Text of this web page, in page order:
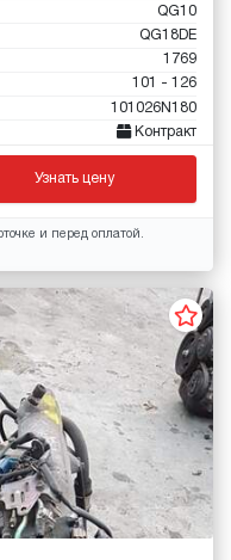
QG10
QG18DE
1769
101 - 126
101026N180
Контракт
Узнать цену
и перед оплатой.